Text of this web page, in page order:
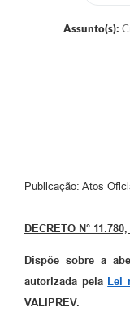
Vagas de emprego no
Carta de Serviços
Turismo
Obras
Galeria de Vídeos
Assunto(s):
Publicação: Atos
DECRETO N°
Dispõe sobre a
autorizada pela
Lei
VALIPREV.